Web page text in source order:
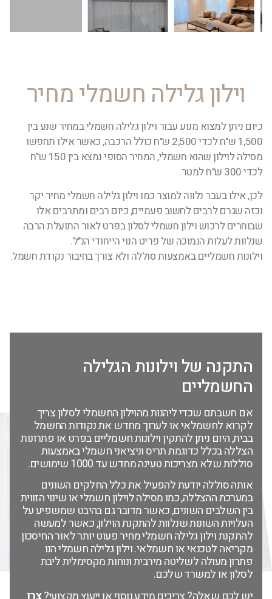
וילון גלילה חשמלי מחיר
כיום ניתן למצוא מנוע עבור וילון גלילה חשמלי במחיר שנע בין
1,500 ש"ח לכדי 2,500 ש"ח כולל הרכבה, כאשר אילו תחפשו
מסילה לוילון שהוא חשמלי, המחיר הסופי נמצא בין 150 ש"ח
לכדי 300 ש"ח למטר.
לכן, אילו בעבר נלווה למוצר כמו וילון גלילה חשמלי מחיר יקר
וכזה שגרם לרבים לחשוב פעמיים, כיום רבים ומתרבים אלו
שבוחרים לרכוש וילון חשמלי לסלון בפרט לאור התועלת הרבה
שנלוות לעלות הנמוכה של פריט הנוי הייחודי הנ"ל.
וילונות חשמליים באמצעות סוללה ולא צורך בחיבור נקודת חשמל.
התקנה של וילונות הגלילה
החשמליים
אם חשבתם שכדי ליהנות מהוילון החשמלי לסלון צריך
לקרוא לחשמלאי או לערוך מחדש את נקודות החשמל
בבית, היום ניתן להתקין וילונות חשמליים בפרט או פתרונות
הצללה בכלל כדוגמת תריס וניציאני חשמלי באמצעות
סוללות שלא מצריכות טעינה מחדש עד 1000 שימושים.
אותה סוללה יודעת להפעיל את כלל החלקים השונים
במערכת ההצללה, כמו מסילה לוילון חשמלי או שינוי הזווית
בין השלבים השונים, כאשר מדובר גם בהיבט שמשפיע על
העלויות השונות שנלוות להתקנת הוילון, כאשר למעשה
להתקנת וילון גלילה חשמלי מחיר פעוט יותר לאור החיסכון
מקריאה לטכנאי או חשמלאי. וילון גלילה חשמלי הנו
פתרון מעולה לשליטה מירבית ונוחות מקסימלית ליבת
לסלון או למשרד שלכם.